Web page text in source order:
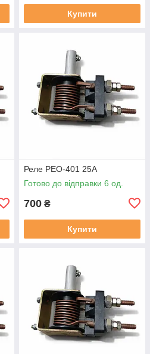
Купити
Реле РЕО-401 25А
Готово до відправки 6 од.
700 ₴
Купити